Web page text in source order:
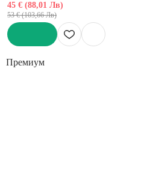
45 € (88,01 Лв)
53 € (103,66 Лв)
Премиум